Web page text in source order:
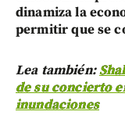
dinamiza la
permitir que se
Lea también:
de su concierto
inundaciones